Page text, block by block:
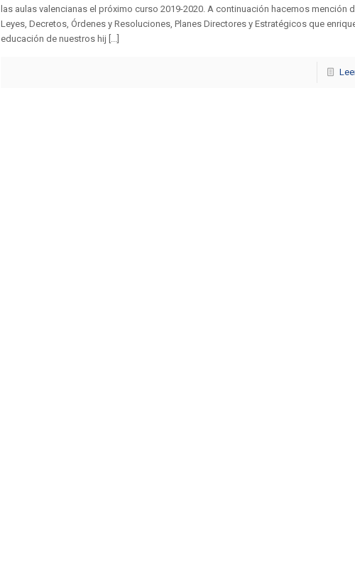
las aulas valencianas el próximo curso 2019-2020. A continuación hacemos mención
Leyes, Decretos, Órdenes y Resoluciones, Planes Directores y Estratégicos que
educación de nuestros hij [...]